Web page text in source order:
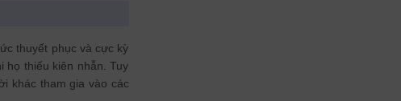
thuyết phục và cực kỳ
họ thiếu kiên nhẫn. Tuy
khác tham gia vào các